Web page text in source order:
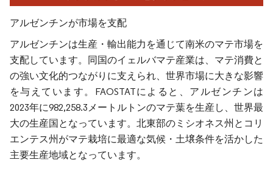
アルゼンチンが市場を支配
アルゼンチンは生産・輸出能力を通じて南米のマテ市場を
支配しています。同国のイェルバマテ産業は、マテ消費と
の強い文化的つながりに支えられ、世界市場に大きな影響
を与えています。FAOSTATによると、アルゼンチンは
2023年に982,258.3メートルトンのマテ葉を生産し、世界最
大の生産国となっています。北東部のミシオネス州とコリ
エンテス州がマテ栽培に最適な気候・土壌条件を活かした
主要生産地域となっています。